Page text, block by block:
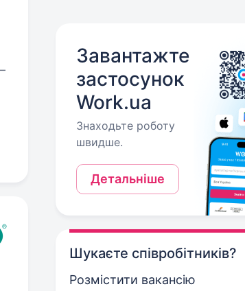
Завантажте
застосунок
Work.ua
Знаходьте роботу
швидше.
Детальніше
Шукаєте співробітників?
Розмістити вакансію